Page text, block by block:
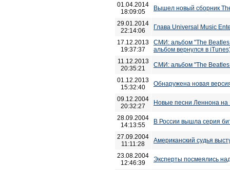
01.04.2014
18:09:05
Вышел новый сборник
29.01.2014
22:14:06
Глава Universal Music
17.12.2013
19:37:37
СМИ: альбом "The
альбом вернулся в
11.12.2013
20:35:21
СМИ: альбом "The
01.12.2013
15:32:40
Обнаружена новая
09.12.2004
20:32:27
Новые песни Леннона на
28.09.2004
14:13:55
В России вышла серия
27.09.2004
11:11:28
Американский судья
23.08.2004
12:46:39
Эксперты посмеялись